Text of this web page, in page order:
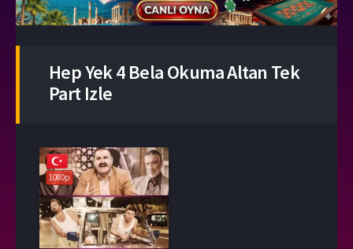
Hep Yek 4 Bela Okuma Altan Tek
Part Izle
1080p